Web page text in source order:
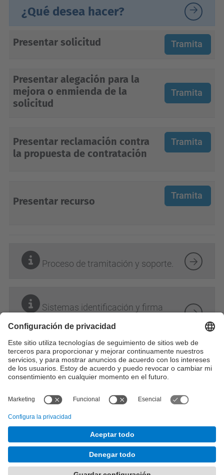
¿Qué desea hacer?
Presentar solicitud Tramita
Presentar alegación para la
mejora o enmienda de la
solicitud
Tramita
Presentar reclamación contra
la propuesta de contratación
Tramita
Presentar recurso Tramita
Proceso de tramitación y soporte.
Sistemas identificación y firma
electrónica.
Perfil: PDI
Ámbito: personal
Categoría: recursos
Desarrollado con